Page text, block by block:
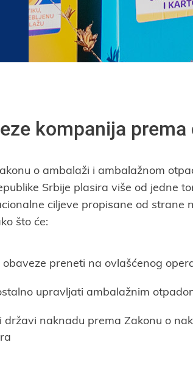
kompanija prema
o ambalaži i ambalažnom
Srbije plasira više od jedne
ciljeve propisane od strane
što će:
obaveze preneti na ovlašćenog
upravljati ambalažnim
državi naknadu prema Zakonu o